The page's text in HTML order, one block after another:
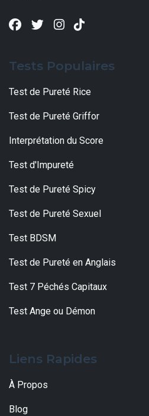
Tests Populaires
Test de Pureté Rice
Test de Pureté Griffor
Interprétation du Score
Test d'Impureté
Test de Pureté Spicy
Test de Pureté Sexuel
Test BDSM
Test de Pureté en Anglais
Test 7 Péchés Capitaux
Test Ange ou Démon
Liens Rapides
À Propos
Blog